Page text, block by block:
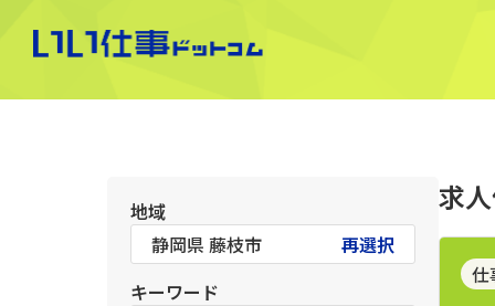
地域
静岡県 藤枝市
再選択
キーワード
求
仕